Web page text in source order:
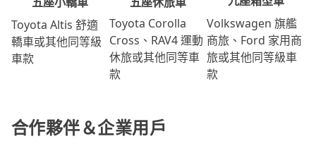
Toyota Altis 舒適
轎車或其他同等級
車款
Toyota Corolla
Cross、RAV4 運動
休旅或其他同等車
款
Volkswagen 旗艦
商旅、Ford 家用商
旅或其他同等級車
款
合作夥伴＆企業用戶